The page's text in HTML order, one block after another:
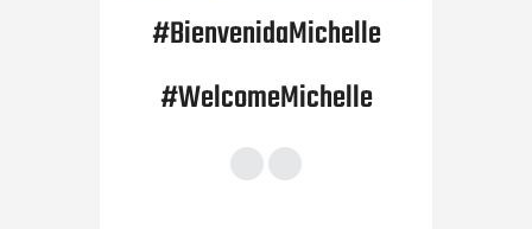
#BienvenidaMichelle
#WelcomeMichelle